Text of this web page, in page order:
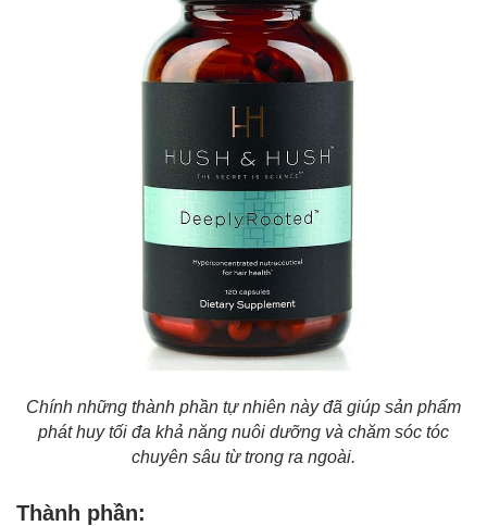
Chính những thành phần tự nhiên này đã giúp sản phẩm
phát huy tối đa khả năng nuôi dưỡng và chăm sóc tóc
chuyên sâu từ trong ra ngoài.
Thành phần: